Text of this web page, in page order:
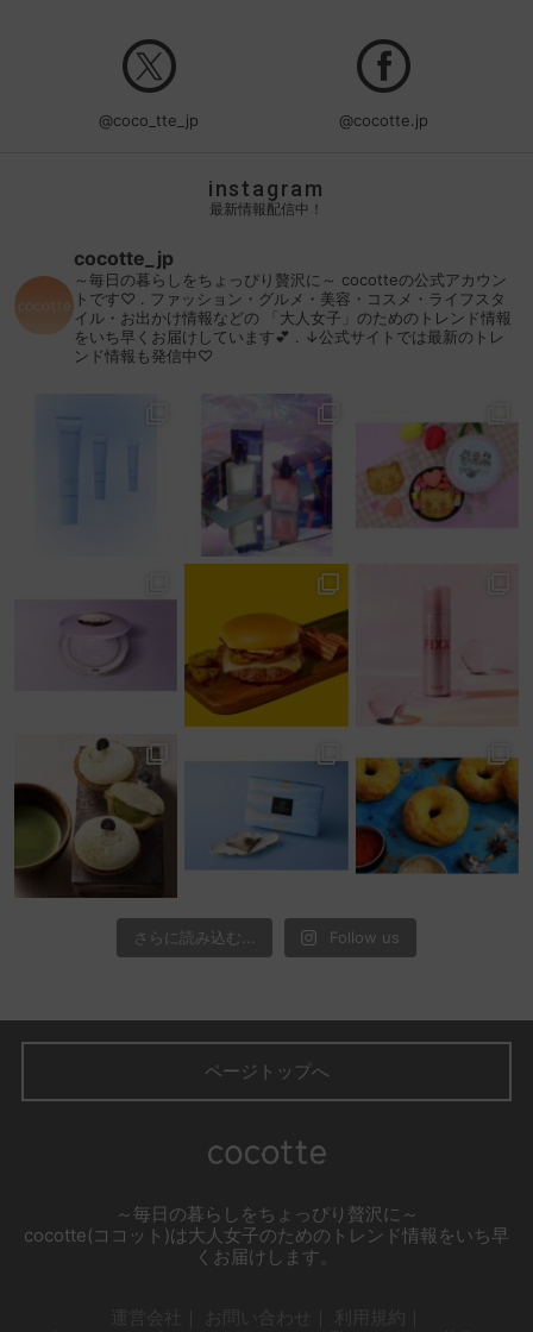
@coco_tte_jp @cocotte.jp
instagram
最新情報配信中！
cocotte_jp
～毎日の暮らしをちょっぴり贅沢に～ cocotteの公式アカウン
トです♡
ファッション・グルメ・美容・コスメ・ライフスタ
イル・お出かけ情報などの 「大人女子」のためのトレンド情報
をいち早くお届けしています💕
↓公式サイトでは最新のトレ
ンド情報も発信中♡
さらに読み込む... Follow us
ページトップへ
～毎日の暮らしをちょっぴり贅沢に～
cocotte(ココット)は大人女子のためのトレンド情報をいち早
くお届けします。